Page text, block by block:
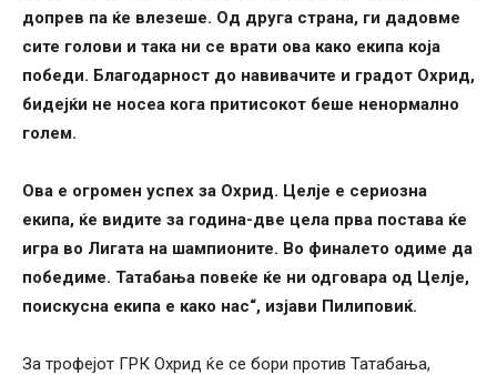
допрев па ќе влезеше. Од друга страна, ги дадовме
сите голови и така ни се врати ова како екипа која
победи. Благодарност до навивачите и градот Охрид,
бидејќи не носеа кога притисокот беше ненормално
голем.
Ова е огромен успех за Охрид. Целје е сериозна
екипа, ќе видите за година-две цела прва постава ќе
игра во Лигата на шампионите. Во финалето одиме да
победиме. Татабања повеќе ќе ни одговара од Целје,
поискусна екипа е како нас“, изјави Пилиповиќ.
За трофејот ГРК Охрид ќе се бори против Татабања,